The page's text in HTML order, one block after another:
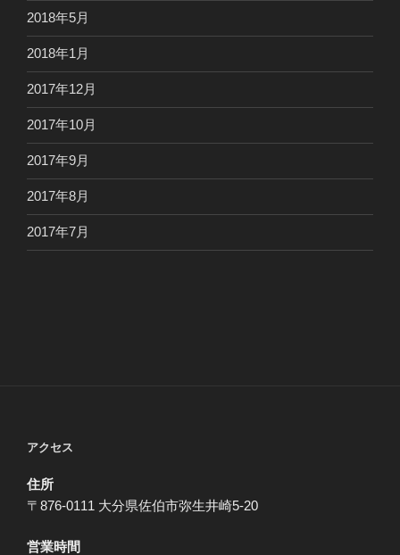
2018年5月
2018年1月
2017年12月
2017年10月
2017年9月
2017年8月
2017年7月
アクセス
住所
〒876-0111 大分県佐伯市弥生井崎5-20
営業時間